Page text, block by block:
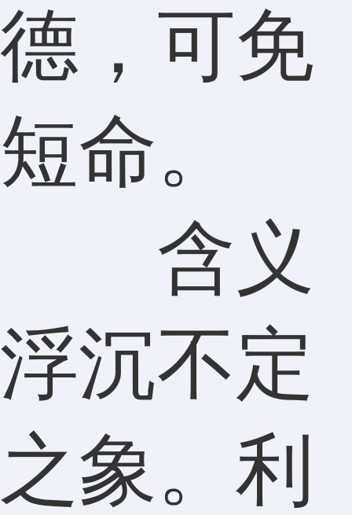
德，可免
短命。
含义
浮沉不定
之象。利